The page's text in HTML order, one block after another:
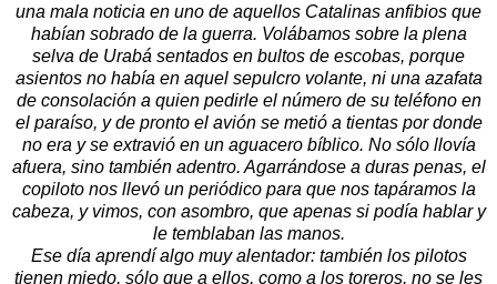
una mala noticia en uno de aquellos Catalinas anfibios que
habían sobrado de la guerra. Volábamos sobre la plena
selva de Urabá sentados en bultos de escobas, porque
asientos no había en aquel sepulcro volante, ni una azafata
de consolación a quien pedirle el número de su teléfono en
el paraíso, y de pronto el avión se metió a tientas por donde
no era y se extravió en un aguacero bíblico. No sólo llovía
afuera, sino también adentro. Agarrándose a duras penas, el
copiloto nos llevó un periódico para que nos tapáramos la
cabeza, y vimos, con asombro, que apenas si podía hablar y
le temblaban las manos.
Ese día aprendí algo muy alentador: también los pilotos
tienen miedo, sólo que a ellos, como a los toreros, no se les